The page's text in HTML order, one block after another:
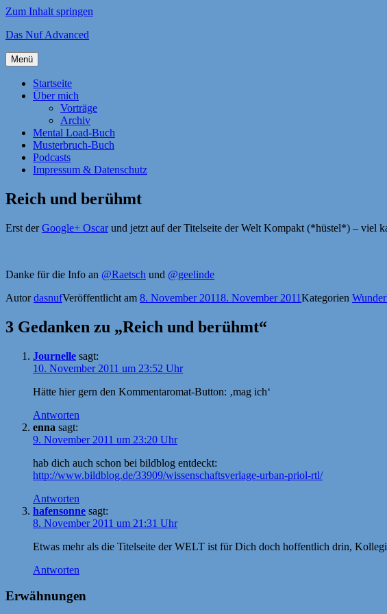
Zum Inhalt springen
Das Nuf Advanced
Menü
Startseite
Über mich
Vorträge
Archiv
Mental Load-Buch
Musterbruch-Buch
Podcasts
Impressum & Datenschutz
Reich und berühmt
Erst derGoogle+ Oscarund jetzt auf der Titelseite der Welt Kompakt (*hüstel*) – viel
Danke für die Info an @Raetsch und @geelinde
AutordasnufVeröffentlicht am 8. November 20118. November 2011Kategorien
3 Gedanken zu „Reich und berühmt“
Journelle sagt:
10. November 2011 um 23:52 Uhr
Hätte hier gern den Kommentaromat-Button: ‚mag ich‘
Antworten
enna sagt:
9. November 2011 um 23:20 Uhr
hab dich auch schon bei bildblog entdeckt:
http://www.bildblog.de/33909/wissenschaftsverlage-urban-priol-rtl/
Antworten
hafensonne sagt:
8. November 2011 um 21:31 Uhr
Etwas mehr als die Titelseite der WELT ist für Dich doch hoffentlich drin,
Antworten
Erwähnungen